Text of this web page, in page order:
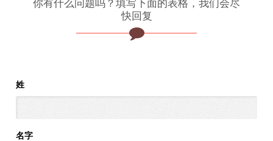
你有什么问题吗？填写下面的表格，我们会尽
快回复
姓
名字